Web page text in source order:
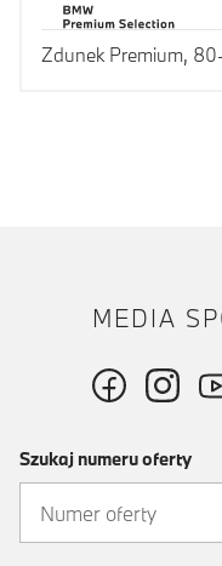
Zdunek Premium,
MEDIA
Szukaj numeru oferty